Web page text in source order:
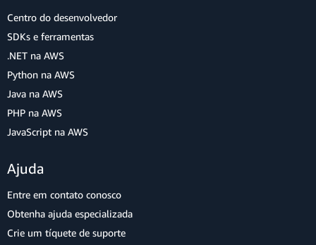
Centro do desenvolvedor
SDKs e ferramentas
.NET na AWS
Python na AWS
Java na AWS
PHP na AWS
JavaScript na AWS
Ajuda
Entre em contato conosco
Obtenha ajuda especializada
Crie um tíquete de suporte